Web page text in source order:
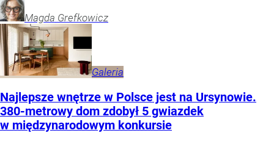
Magda Grefkowicz
Galeria
Najlepsze wnętrze w Polsce jest na Ursynowie.
380-metrowy dom zdobył 5 gwiazdek
w międzynarodowym konkursie